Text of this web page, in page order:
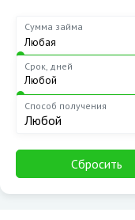
Сумма займа
Срок, дней
Способ получения
Любой
Сбросить